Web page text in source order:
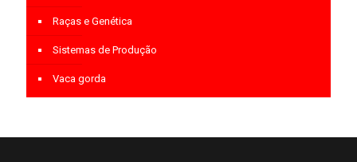
Raças e Genética
Sistemas de Produção
Vaca gorda